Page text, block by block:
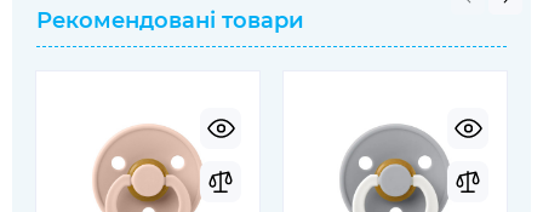
Рекомендовані товари